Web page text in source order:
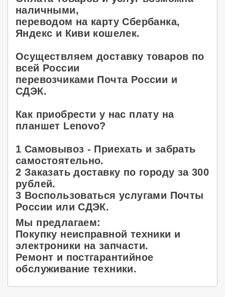
наличными,
переводом на карту Сбербанка,
Яндекс и Киви кошелек.
Осуществляем доставку товаров по
всей России
перевозчиками Почта России и
СДЭК.
Как приобрести у нас плату на
планшет Lenovo?
1 Самовывоз - Приехать и забрать
самостоятельно.
2 Заказать доставку по городу за 300
рублей.
3 Воспользоваться услугами Почты
России или СДЭК.
Мы предлагаем:
Покупку неисправной техники и
электроники на запчасти.
Ремонт и постгарантийное
обслуживание техники.